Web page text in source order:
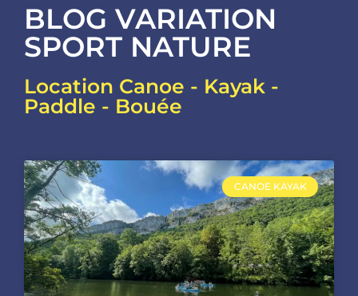
BLOG VARIATION
SPORT NATURE
Location Canoe - Kayak -
Paddle - Bouée
CANOE KAYAK